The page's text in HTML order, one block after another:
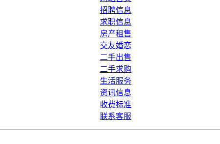
招聘信息
求职信息
房产租售
交友婚恋
二手出售
二手求购
生活服务
资讯信息
收费标准
联系客服